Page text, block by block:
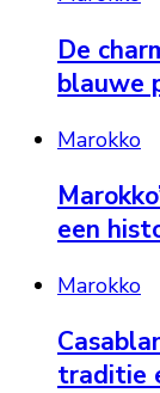
De
blauwe
Marokko
een
Marokko
traditie